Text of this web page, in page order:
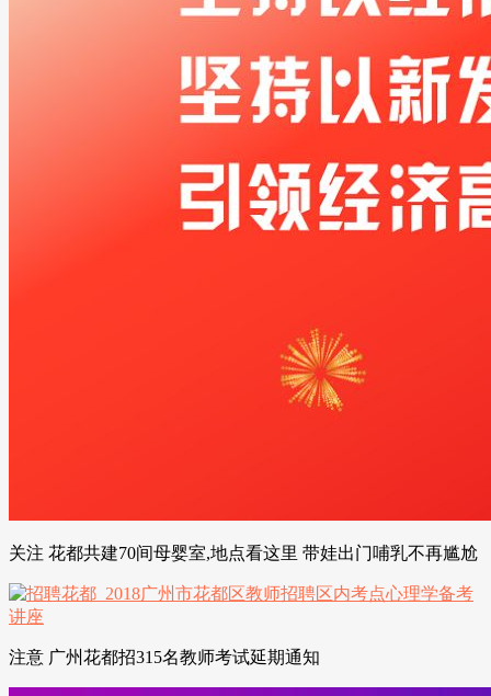
关注 花都共建70间母婴室,地点看这里 带娃出门哺乳不再尴尬
注意 广州花都招315名教师考试延期通知